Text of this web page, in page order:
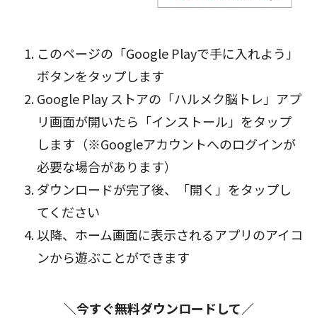
このページの「Google Playで手に入れよう」
ボタンをタップします
Google Play ストアの「ハルメク脳トレ」アプ
リ画面が開いたら「インストール」をタップ
します（※Googleアカウントへのログインが
必要な場合があります）
ダウンロードが完了後、「開く」をタップし
てください
以降、ホーム画面に表示されるアプリのアイコ
ンから遊ぶことができます
＼今すぐ無料ダウンロードして／